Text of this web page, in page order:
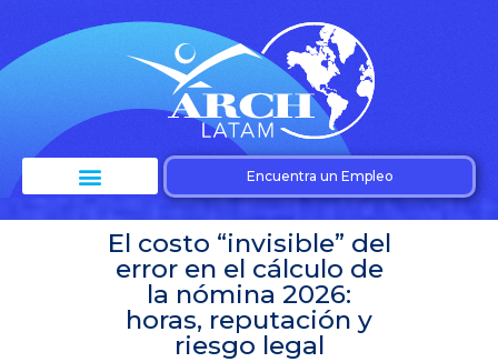
Encuentra un Empleo
El costo “invisible” del
error en el cálculo de
la nómina 2026:
horas, reputación y
riesgo legal